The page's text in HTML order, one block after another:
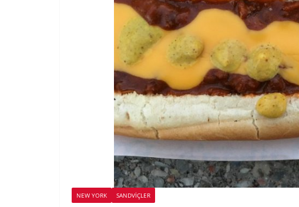
NEW YORK SANDVIÇLER